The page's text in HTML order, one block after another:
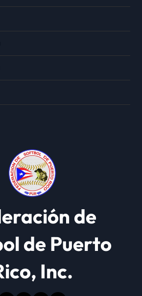
de
de Puerto
Inc.